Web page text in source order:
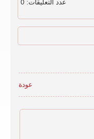
عدد التعليقات: 0
عودة